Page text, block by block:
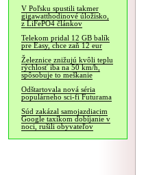
V Poľsku spustili takmer
gigawatthodinové úložisko,
z LiFePO4 článkov
Telekom pridal 12 GB balík
pre Easy, chce zaň 12 eur
Železnice znižujú kvôli teplu
rýchlosť iba na 50 km/h,
spôsobuje to meškanie
Odštartovala nová séria
populárneho sci-fi Futurama
Súd zakázal samojazdiacim
Google taxíkom dobíjanie v
noci, rušili obyvateľov